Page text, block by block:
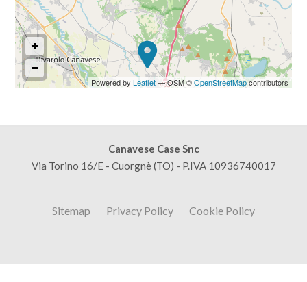
Powered by Leaflet— OSM ©OpenStreetMapcontributors
Canavese Case Snc
Via Torino 16/E - Cuorgnè (TO) - P.IVA 10936740017
Sitemap Privacy Policy Cookie Policy